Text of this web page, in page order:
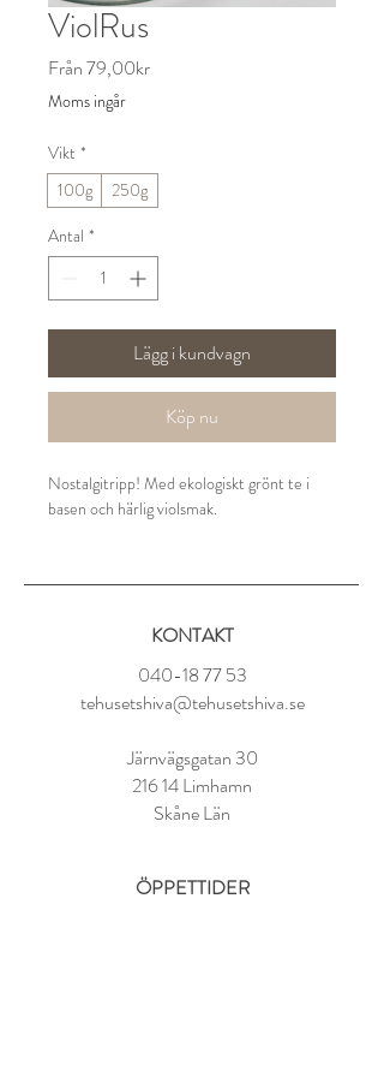
ViolRus
Från79,00krReapris
Moms ingår
Vikt *
100g
250g
Antal *
Lägg i kundvagn
Köp nu
Nostalgitripp! Med ekologiskt grönt te i
basen och härlig violsmak.
Ekologisk sencha (95%), blåklint, arom
1 tsk per kopp
Låt dra i 2-3 minuter
KONTAKT
040-18 77 53
tehusetshiva@tehusetshiva.se
Järnvägsgatan 30
216 14 Limhamn
Skåne Län
ÖPPETTIDER